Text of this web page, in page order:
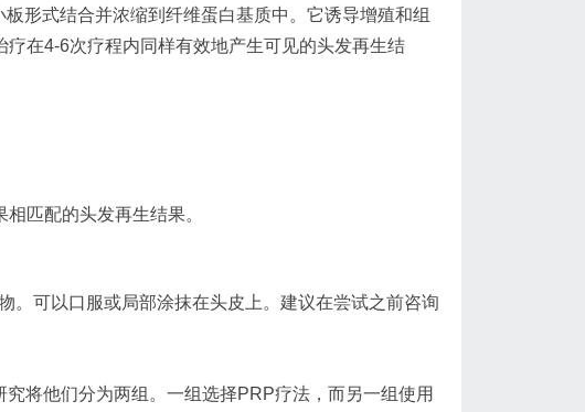
形式结合并浓缩到纤维蛋白基质中。它诱导增殖和组
在4-6次疗程内同样有效地产生可见的头发再生结
匹配的头发再生结果。
。可以口服或局部涂抹在头皮上。建议在尝试之前咨询
将他们分为两组。一组选择PRP疗法，而另一组使用